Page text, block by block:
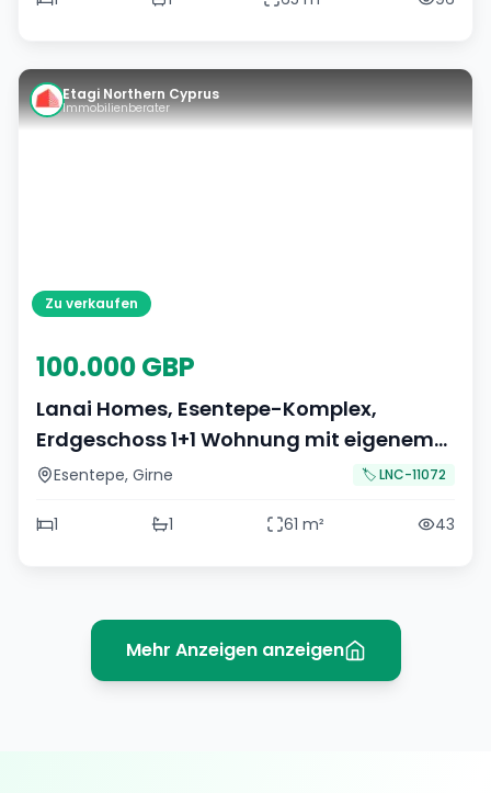
Zu verkaufen
Etagi Northern Cyprus
Immobilienberater
100.000 GBP
Lanai Homes, Esentepe-Komplex,
Erdgeschoss 1+1 Wohnung mit eigenem
Garten zu verkaufen.
Esentepe, Girne 🏷️LNC-11072
1 1 61 m² 43
Mehr Anzeigen anzeigen